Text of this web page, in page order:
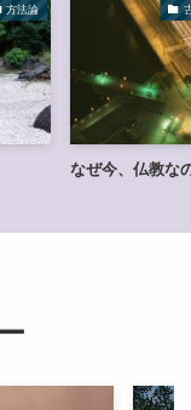
方法論
なぜ今、仏教な